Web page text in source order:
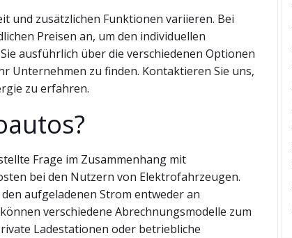
und zusätzlichen Funktionen variieren. Bei
Preisen an, um den individuellen
ausführlich über die verschiedenen Optionen
Unternehmen zu finden. Kontaktieren Sie uns,
zu erfahren.
Frage im Zusammenhang mit
bei den Nutzern von Elektrofahrzeugen.
aufgeladenen Strom entweder an
verschiedene Abrechnungsmodelle zum
Ladestationen oder betriebliche